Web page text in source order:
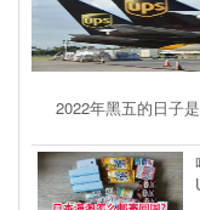
2022年黑五的日子